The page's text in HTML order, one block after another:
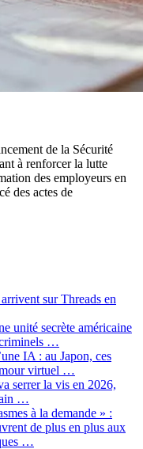
de la Sécurité
à renforcer la lutte
des employeurs en
des actes de
sur Threads en
unité secrète américaine
…
IA : au Japon, ces
virtuel …
serrer la vis en 2026,
…
à la demande » :
de plus en plus aux
…